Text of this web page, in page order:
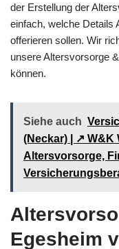
der Erstellung der
einfach, welche Details
offerieren sollen. Wir
unsere Altersvorsorge
können.
Siehe auch
(Neckar) | ↗️
Altersvorsorge,
Egesheim